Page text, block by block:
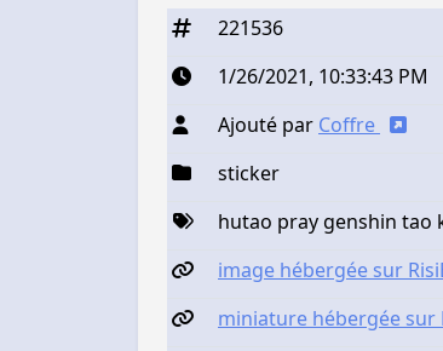
221536
1/26/2021, 10:33:43 PM
Ajouté par Coffre
sticker
hutao pray genshin tao
image hébergée sur
miniature hébergée sur